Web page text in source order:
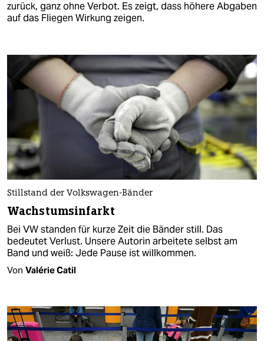
zurück, ganz ohne Verbot. Es zeigt, dass höhere Abgaben
auf das Fliegen Wirkung zeigen.
Stillstand der Volkswagen-Bänder
Wachstumsinfarkt
Bei VW standen für kurze Zeit die Bänder still. Das
bedeutet Verlust. Unsere Autorin arbeitete selbst am
Band und weiß: Jede Pause ist willkommen.
Von Valérie Catil